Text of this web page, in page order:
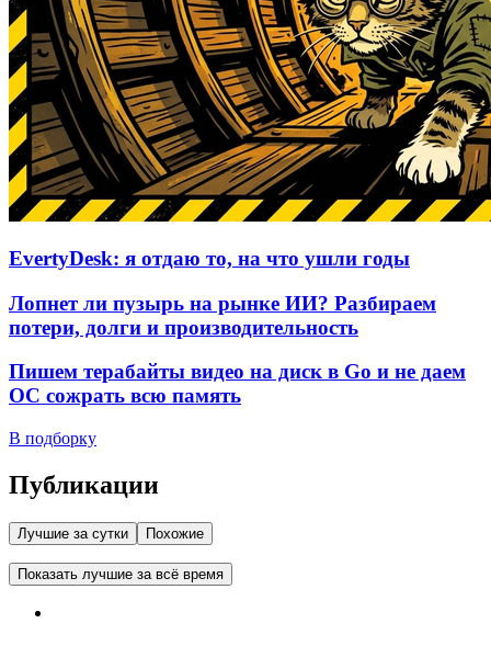
EvertyDesk: я отдаю то, на что ушли годы
Лопнет ли пузырь на рынке ИИ? Разбираем
потери, долги и производительность
Пишем терабайты видео на диск в Go и не даем
ОС сожрать всю память
В подборку
Публикации
Лучшие за сутки Похожие
Показать лучшие за всё время